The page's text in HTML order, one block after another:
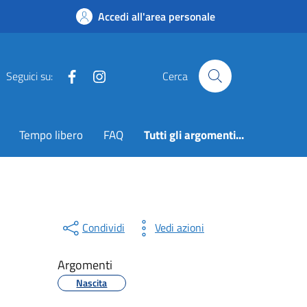
Accedi all'area personale
Seguici su: Facebook Cerca
Tempo libero FAQ Tutti gli argomenti...
Condividi Vedi azioni
Argomenti
Nascita